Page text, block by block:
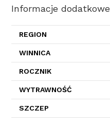
Informacje dodatkowe
REGION
WINNICA
ROCZNIK
WYTRAWNOŚĆ
SZCZEP